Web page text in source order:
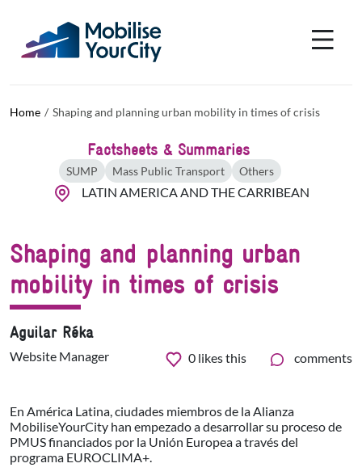
Home Shaping and planning urban mobility in times of crisis
Factsheets & Summaries
SUMP Mass Public Transport Others
LATIN AMERICA AND THE CARRIBEAN
Shaping and planning urban
mobility in times of crisis
Aguilar Réka
Website Manager 0 likes this comments
En América Latina, ciudades miembros de la Alianza
MobiliseYourCity han empezado a desarrollar su proceso de
PMUS financiados por la Unión Europea a través del
programa EUROCLIMA+.